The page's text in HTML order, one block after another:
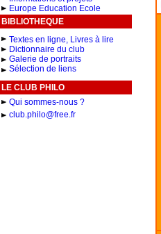
Europe Education Ecole
BIBLIOTHEQUE
Textes en ligne, Livres à lire
Dictionnaire du club
Galerie de portraits
Sélection de liens
LE CLUB PHILO
Qui sommes-nous ?
club.philo@free.fr